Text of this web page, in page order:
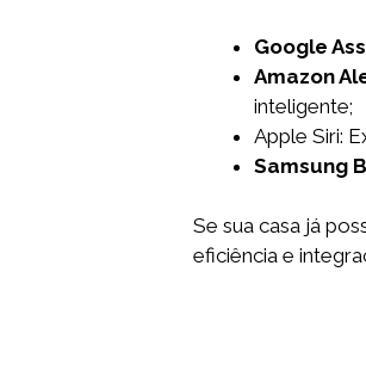
Google
Amazon
inteligente;
Apple Siri:
Samsung
Se sua casa já
eficiência e